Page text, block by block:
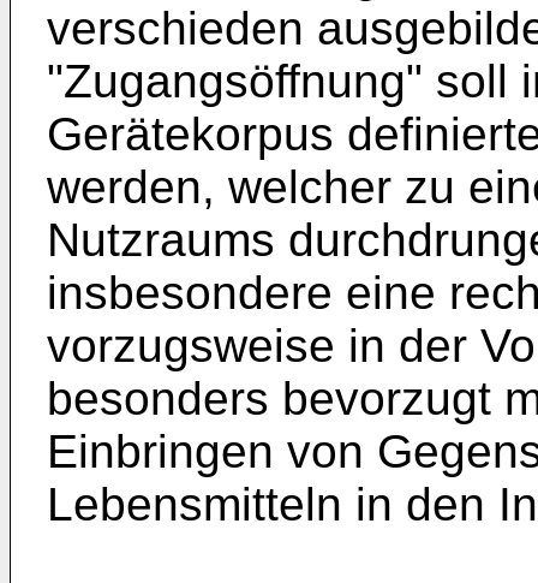
verschieden
"Zugangsöffnung" soll
Gerätekorpus
werden, welcher zu
Nutzraums
insbesondere eine
vorzugsweise in der
besonders bevorzugt
Einbringen von
Lebensmitteln in den